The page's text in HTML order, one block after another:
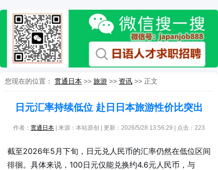
您现在的位置： 贯通日本 >> 旅游 >> 资讯 >> 正文
日元汇率持续低位 赴日日本旅游性价比突出
作者： 贯通日本 | 来源：本站原创 | 更新：2026/5/28 13:56:29 | 点击： 223
截至2026年5月下旬，日元兑人民币的汇率仍然在低位区间
徘徊。具体来说，100日元仅能兑换约4.6元人民币，与